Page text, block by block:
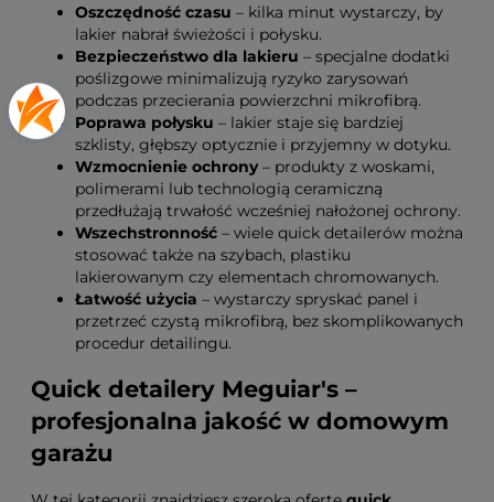
Oszczędność czasu – kilka minut wystarczy, by
lakier nabrał świeżości i połysku.
Bezpieczeństwo dla lakieru – specjalne dodatki
poślizgowe minimalizują ryzyko zarysowań
podczas przecierania powierzchni mikrofibrą.
Poprawa połysku – lakier staje się bardziej
szklisty, głębszy optycznie i przyjemny w dotyku.
Wzmocnienie ochrony– produkty z woskami,
polimerami lub technologią ceramiczną
przedłużają trwałość wcześniej nałożonej ochrony.
Wszechstronność – wiele quick detailerów można
stosować także na szybach, plastiku
lakierowanym czy elementach chromowanych.
Łatwość użycia – wystarczy spryskać panel i
przetrzeć czystą mikrofibrą, bez skomplikowanych
procedur detailingu.
Quick detailery Meguiar's –
profesjonalna jakość w domowym
garażu